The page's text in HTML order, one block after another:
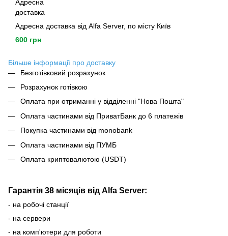
Адресна доставка від Alfa Server, по місту Київ
600 грн
Більше інформації про доставку
Безготівковий розрахунок
Розрахунок готівкою
Оплата при отриманні у відділенні "Нова Пошта"
Оплата частинами від ПриватБанк до 6 платежів
Покупка частинами від monobank
Оплата частинами від ПУМБ
Оплата криптовалютою (USDT)
Гарантія 38 місяців від Alfa Server:
- на робочі станції
- на сервери
- на комп'ютери для роботи